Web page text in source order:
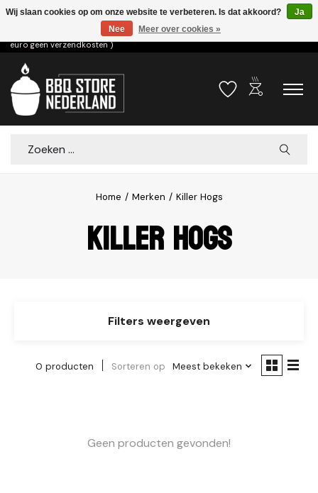
Voor 15.00u besteld dezelfde dag verzonden! ( 6,95 verzendkosten, vanaf 75
euro geen verzendkosten )
Verlanglijst
outdoor_grill
Zoeken
Home / Merken / Killer Hogs
Killer Hogs
Filters weergeven
0 producten Sorteren op Meest bekeken
Geen producten gevonden!
Wij slaan cookies op om onze website te verbeteren. Is dat akkoord?
Ja
Nee
Meer over cookies »